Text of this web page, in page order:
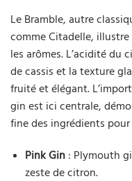
Le Bramble, autre
comme Citadelle,
les arômes. L’acidité du
de cassis et la texture
fruité et élégant.
gin est ici centrale,
fine des ingrédients
Pink Gin: Plymouth
zeste de citron.